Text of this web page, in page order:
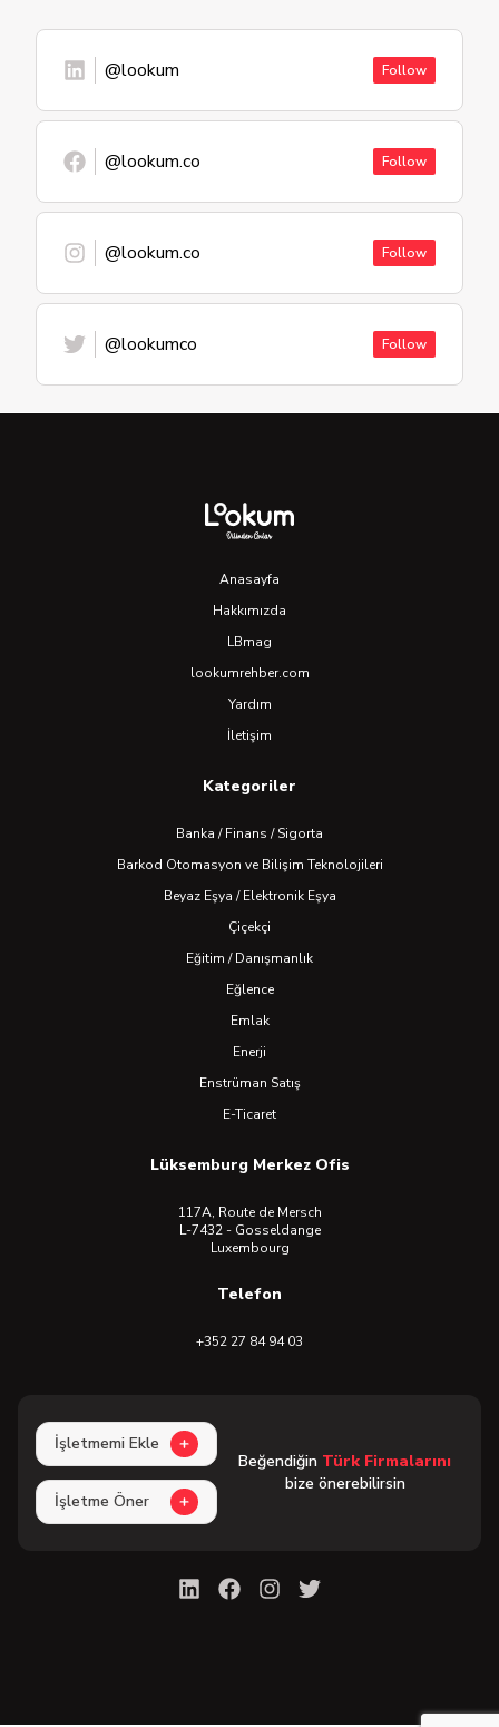
@lookum Follow
@lookum.co Follow
@lookum.co Follow
@lookumco Follow
Anasayfa
Hakkımızda
LBmag
lookumrehber.com
Yardım
İletişim
Kategoriler
Banka / Finans / Sigorta
Barkod Otomasyon ve Bilişim Teknolojileri
Beyaz Eşya / Elektronik Eşya
Çiçekçi
Eğitim / Danışmanlık
Eğlence
Emlak
Enerji
Enstrüman Satış
E-Ticaret
Lüksemburg Merkez Ofis
117A, Route de Mersch
L-7432 - Gosseldange
Luxembourg
Telefon
+352 27 84 94 03
İşletmemi Ekle
İşletme Öner
Beğendiğin Türk Firmalarını
bize önerebilirsin